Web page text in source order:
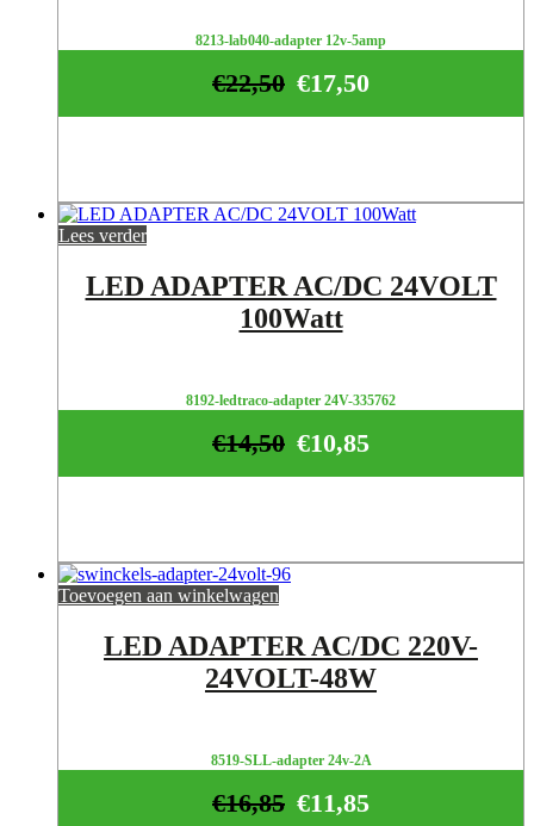
8213-lab040-adapter 12v-5amp
€17,50
€22,50
Lees verder
LED ADAPTER AC/DC 24VOLT
100Watt
8192-ledtraco-adapter 24V-335762
€10,85
€14,50
Toevoegen aan winkelwagen
LED ADAPTER AC/DC 220V-
24VOLT-48W
8519-SLL-adapter 24v-2A
€11,85
€16,85